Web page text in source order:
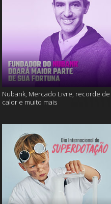
Nubank, Mercado Livre, recorde de
calor e muito mais